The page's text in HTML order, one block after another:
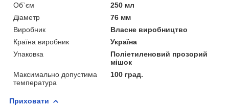
Об`єм
250 мл
Діаметр
76 мм
Виробник
Власне виробництво
Країна виробник
Україна
Упаковка
Поліетиленовий прозорий
мішок
Максимально допустима
температура
100 град.
Приховати